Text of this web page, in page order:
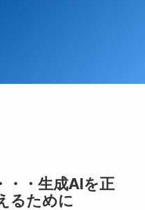
・・生成AIを正
るために